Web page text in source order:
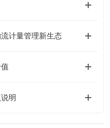
计量管理新生态
明